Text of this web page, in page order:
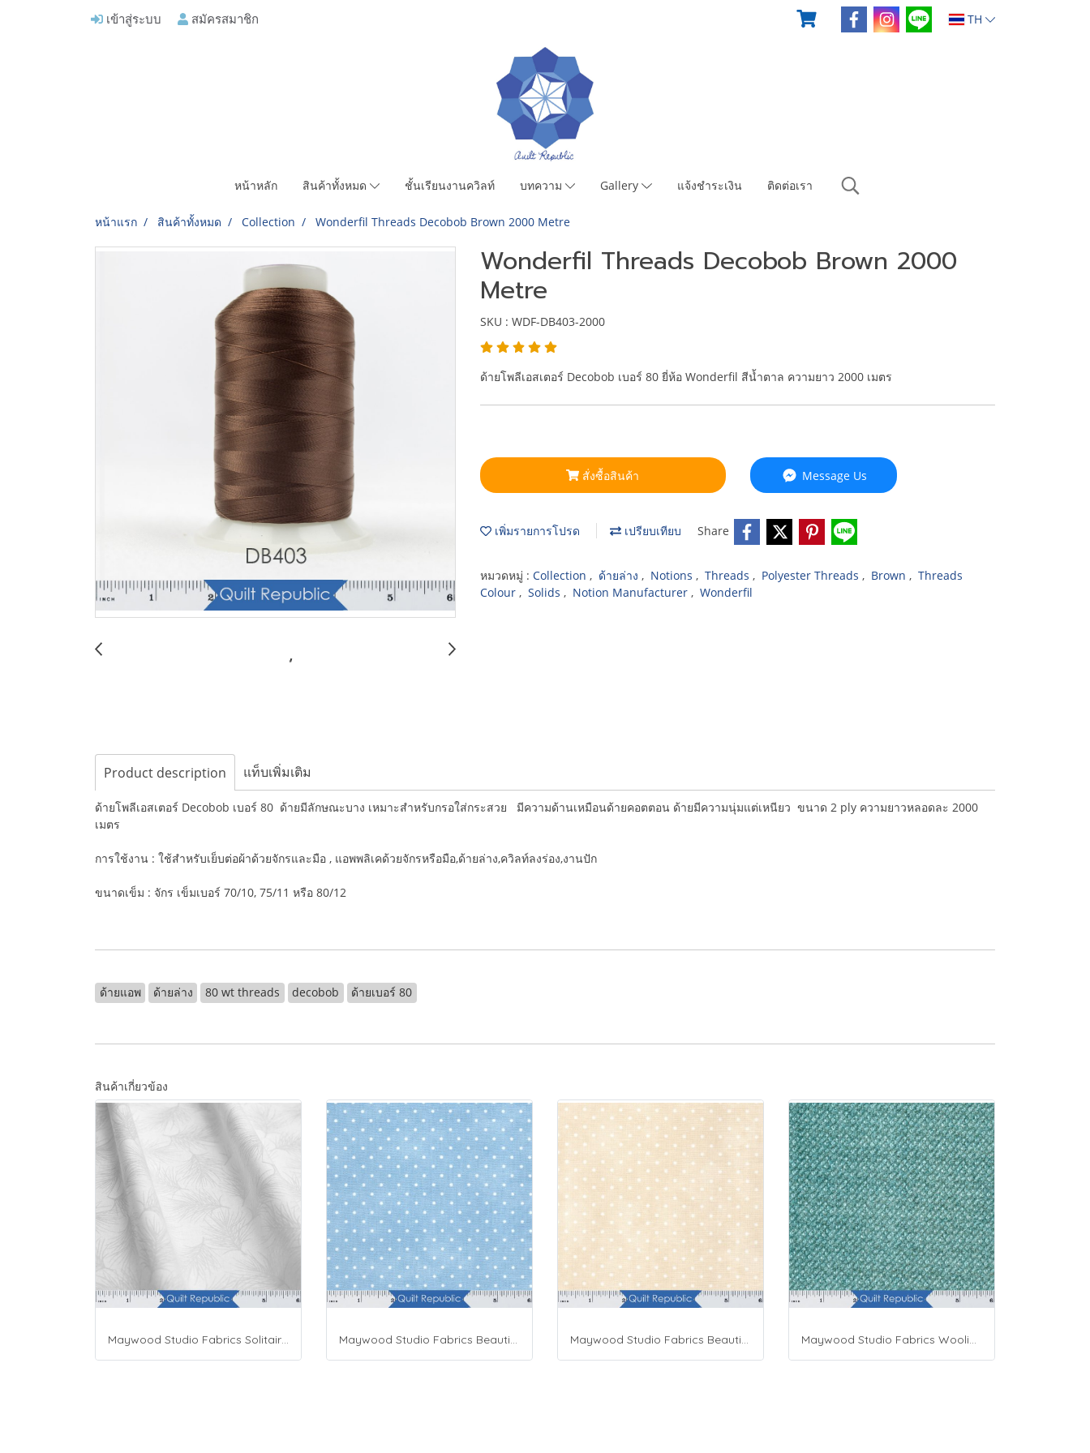
เข้าสู่ระบบ สมัครสมาชิก TH
หน้าหลัก สินค้าทั้งหมด ชั้นเรียนงานควิลท์ บทความ Gallery แจ้งชำระเงิน ติดต่อเรา
หน้าแรก สินค้าทั้งหมด Collection Wonderfil Threads Decobob Brown 2000 Metre
Wonderfil Threads Decobob Brown 2000
Metre
SKU : WDF-DB403-2000
ด้ายโพลีเอสเตอร์ Decobob เบอร์ 80 ยี่ห้อ Wonderfil สีน้ำตาล ความยาว 2000 เมตร
สั่งซื้อสินค้า Message Us
เพิ่มรายการโปรด เปรียบเทียบ Share
หมวดหมู่ : Collection , ด้ายล่าง , Notions , Threads , Polyester Threads , Brown , Threads
Colour , Solids , Notion Manufacturer , Wonderfil
Product description แท็บเพิ่มเติม
ด้ายโพลีเอสเตอร์ Decobob เบอร์ 80 ด้ายมีลักษณะบาง เหมาะสำหรับกรอใส่กระสวย มีความด้านเหมือนด้ายคอตตอน ด้ายมีความนุ่มแต่เหนียว ขนาด 2 ply ความยาวหลอดละ 2000
เมตร
การใช้งาน : ใช้สำหรับเย็บต่อผ้าด้วยจักรและมือ , แอพพลิเคด้วยจักรหรือมือ,ด้ายล่าง,ควิลท์ลงร่อง,งานปัก
ขนาดเข็ม : จักร เข็มเบอร์ 70/10, 75/11 หรือ 80/12
ด้ายแอพ ด้ายล่าง 80 wt threads decobob ด้ายเบอร์ 80
สินค้าเกี่ยวข้อง
Maywood Studio Fabrics Solitaire Whites Maywood Studio Fabrics Beautiful Basics Blue Maywood Studio Fabrics Beautiful Basics Cream Maywood Studio Fabrics Woolies Flannel Green